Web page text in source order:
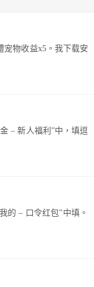
宠物收益x5。我下载安
– 新人福利”中，填逗
的 – 口令红包”中填。